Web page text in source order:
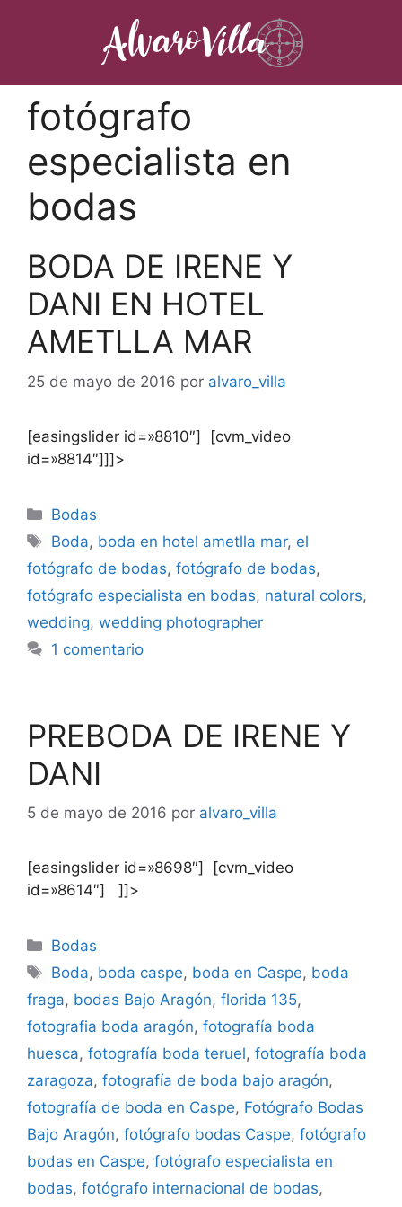
fotógrafo
especialista en
bodas
BODA DE IRENE Y
DANI EN HOTEL
AMETLLA MAR
25 de mayo de 2016 por alvaro_villa
[easingslider id=»8810″] [cvm_video
id=»8814″]]]>
Categorías
Bodas
Etiquetas
Boda, boda en hotel ametlla mar, el
fotógrafo de bodas, fotógrafo de bodas,
fotógrafo especialista en bodas, natural colors,
wedding, wedding photographer
1 comentario
PREBODA DE IRENE Y
DANI
5 de mayo de 2016 por alvaro_villa
[easingslider id=»8698″] [cvm_video
id=»8614″] ]]>
Categorías
Bodas
Etiquetas
Boda, boda caspe, boda en Caspe, boda
fraga, bodas Bajo Aragón, florida 135,
fotografia boda aragón, fotografía boda
huesca, fotografía boda teruel, fotografía boda
zaragoza, fotografía de boda bajo aragón,
fotografía de boda en Caspe, Fotógrafo Bodas
Bajo Aragón, fotógrafo bodas Caspe, fotógrafo
bodas en Caspe, fotógrafo especialista en
bodas, fotógrafo internacional de bodas,